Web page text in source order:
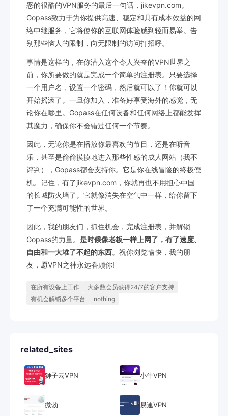
恶的很酷的VPN服务的最后一句话，jikevpn.com。
Gopass致力于为你提供高速、稳定和具有成本效益的网
络中继服务，它将使你的互联网体验感到轻而易举。告
别那些恼人的限制，向无限制的访问打招呼。
事情是这样的，在你潜入这个令人兴奋的VPN世界之
前，你所要做的就是完成一个简单的注册表。只要选择
一个用户名，设置一个密码，然后就可以了！你就可以
开始摇滚了。一旦你加入，准备好享受海外的感觉，无
论你在哪里。Gopass在任何设备和任何网络上都能发挥
其魔力，确保你不会错过任何一个节奏。
因此，无论你是在播放你最喜欢的节目，还是在听音
乐，甚至是偷偷摸摸地进入那些性感的成人网站（我不
评判），Gopass都会支持你。它是你在线冒险的终极僚
机。记住，有了jikevpn.com，你就再也不用担心中国
的长城防火墙了。它就像消失在空气中一样，给你留下
了一个充满可能性的世界。
因此，我的朋友们，抓住机会，完成注册表，并解锁
Gopass的力量。 是时候像老板一样上网了，有了速度、
自由和一大堆了不起的东西。祝你浏览愉快，我的朋
友，愿VPN之神永远眷顾你!
在所有设备上工作
大多数会员获得24/7的客户支持
有机会解锁多个平台
nothing
related_sites
狮子云VPN 小牛VPN
微勃 易連VPN